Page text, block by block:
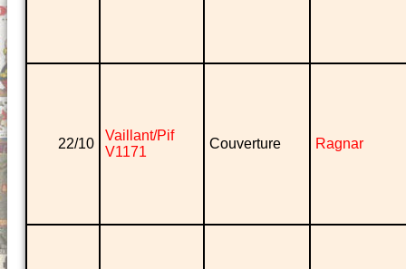
22/10
Vaillant/Pif
V1171
Couverture Ragnar